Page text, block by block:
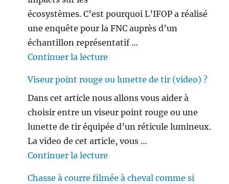
écosystèmes. C’est pourquoi L’IFOP a réalisé
une enquête pour la FNC auprès d’un
échantillon représentatif …
Continuer la lecture
Viseur point rouge ou lunette de tir (video) ?
Dans cet article nous allons vous aider à
choisir entre un viseur point rouge ou une
lunette de tir équipée d’un réticule lumineux.
La video de cet article, vous …
Continuer la lecture
Chasse à courre filmée à cheval comme si